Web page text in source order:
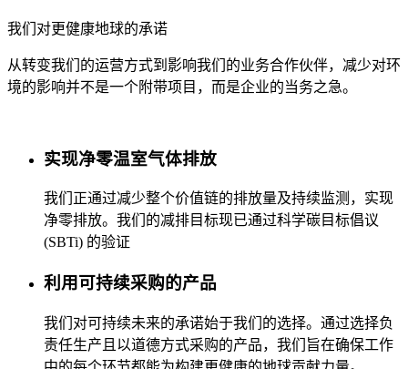
我们对更健康地球的承诺
从转变我们的运营方式到影响我们的业务合作伙伴，减少对环
境的影响并不是一个附带项目，而是企业的当务之急。
实现净零温室气体排放
我们正通过减少整个价值链的排放量及持续监测，实现
净零排放。我们的减排目标现已通过科学碳目标倡议
(SBTi) 的验证
利用可持续采购的产品
我们对可持续未来的承诺始于我们的选择。通过选择负
责任生产且以道德方式采购的产品，我们旨在确保工作